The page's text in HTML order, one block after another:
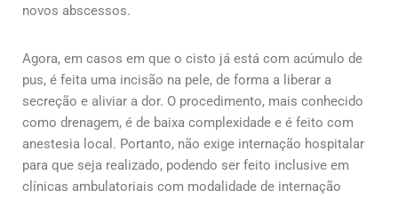
novos abscessos.
Agora, em casos em que o cisto já está com acúmulo de
pus, é feita uma incisão na pele, de forma a liberar a
secreção e aliviar a dor. O procedimento, mais conhecido
como drenagem, é de baixa complexidade e é feito com
anestesia local. Portanto, não exige internação hospitalar
para que seja realizado, podendo ser feito inclusive em
clínicas ambulatoriais com modalidade de internação